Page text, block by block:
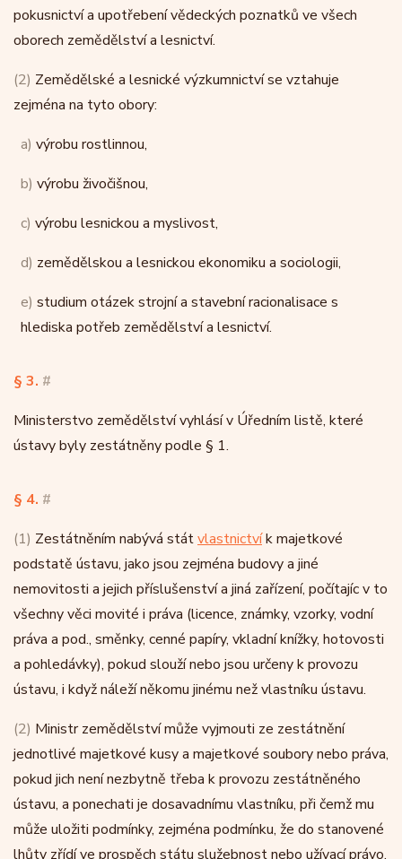
pokusnictví a upotřebení vědeckých poznatků ve všech
oborech zemědělství a lesnictví.
(2) Zemědělské a lesnické výzkumnictví se vztahuje
zejména na tyto obory:
a) výrobu rostlinnou,
b) výrobu živočišnou,
c) výrobu lesnickou a myslivost,
d) zemědělskou a lesnickou ekonomiku a sociologii,
e) studium otázek strojní a stavební racionalisace s
hlediska potřeb zemědělství a lesnictví.
§ 3. #
Ministerstvo zemědělství vyhlásí v Úředním listě, které
ústavy byly zestátněny podle § 1.
§ 4. #
(1) Zestátněním nabývá státvlastnictvík majetkové
podstatě ústavu, jako jsou zejména budovy a jiné
nemovitosti a jejich příslušenství a jiná zařízení, počítajíc v to
všechny věci movité i práva (licence, známky, vzorky, vodní
práva a pod., směnky, cenné papíry, vkladní knížky, hotovosti
a pohledávky), pokud slouží nebo jsou určeny k provozu
ústavu, i když náleží někomu jinému než vlastníku ústavu.
(2) Ministr zemědělství může vyjmouti ze zestátnění
jednotlivé majetkové kusy a majetkové soubory nebo práva,
pokud jich není nezbytně třeba k provozu zestátněného
ústavu, a ponechati je dosavadnímu vlastníku, při čemž mu
může uložiti podmínky, zejména podmínku, že do stanovené
lhůty zřídí ve prospěch státu služebnost nebo užívací právo,